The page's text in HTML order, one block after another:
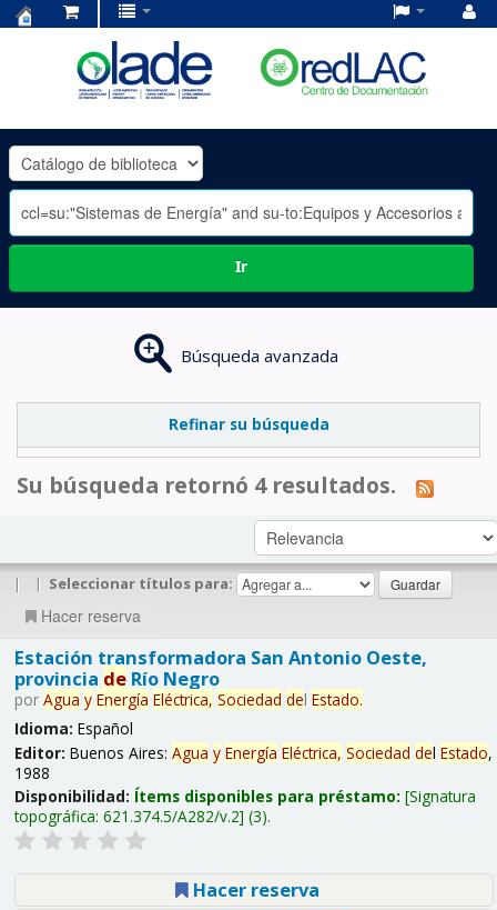
OLADE
-
Ir
Búsqueda avanzada
Refinar su búsqueda
Su búsqueda retornó 4 resultados.
| | Seleccionar títulos para:
Hacer reserva
Estación transformadora San Antonio Oeste,
provincia deRío Negro
por Agua y Energía Eléctrica, Sociedad del Estado.
Idioma: Español
Editor: Buenos Aires: Agua y Energía Eléctrica, Sociedad del Estado,
1988
Disponibilidad: Ítems disponibles para préstamo: Signatura
topográfica: 621.374.5/A282/v.2 (3).
Hacer reserva